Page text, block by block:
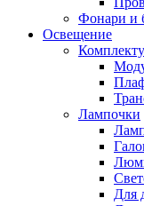
Фонари и
Освещение
Лампочки
Для